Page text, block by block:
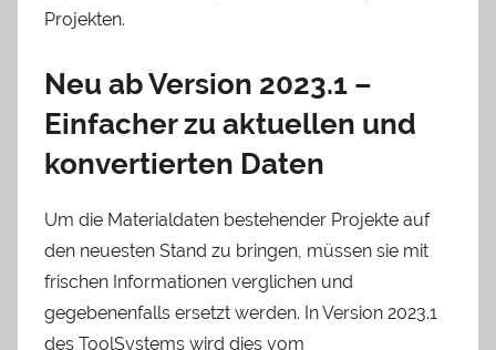
Projekten.
Neu ab Version 2023.1 –
Einfacher zu aktuellen und
konvertierten Daten
Um die Materialdaten bestehender Projekte auf
den neuesten Stand zu bringen, müssen sie mit
frischen Informationen verglichen und
gegebenenfalls ersetzt werden. In Version 2023.1
des ToolSystems wird dies vom